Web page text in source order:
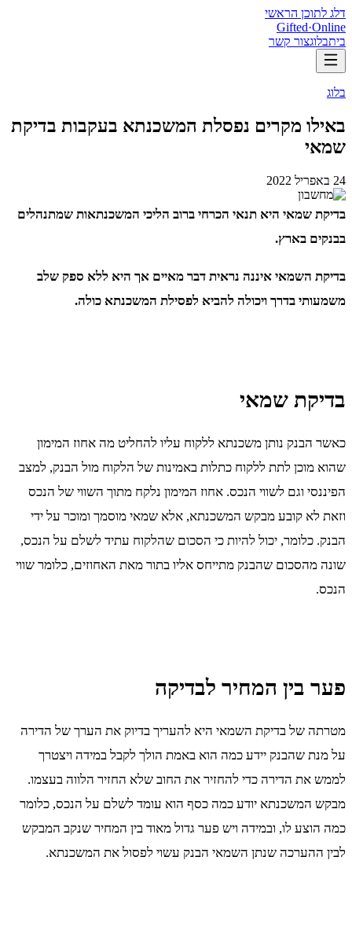
דלג לתוכן הראשי
Gifted·Online
ביתבלוגצור קשר
בלוג
באילו מקרים נפסלת המשכנתא בעקבות בדיקת
שמאי
24 באפריל 2022
בדיקת שמאי היא תנאי הכרחי ברוב הליכי המשכנתאות שמתנהלים
בבנקים בארץ.
בדיקת השמאי איננה נראית דבר מאיים אך היא ללא ספק שלב
משמעותי בדרך ויכולה להביא לפסילת המשכנתא כולה.
בדיקת שמאי
כאשר הבנק נותן משכנתא ללקוח עליו להחליט מה אחוז המימון
שהוא מוכן לתת ללקוח כתלות באמינות של הלקוח מול הבנק, למצב
הפיננסי וגם לשווי הנכס. אחוז המימון נלקח מתוך השווי של הנכס
וזאת לא קובע מבקש המשכנתא, אלא שמאי מוסמך ומוכר על ידי
הבנק. כלומר, יכול להיות כי הסכום שהלקוח עתיד לשלם על הנכס,
שונה מהסכום שהבנק מתייחס אליו בתור מאת האחוזים, כלומר שווי
הנכס.
פער בין המחיר לבדיקה
מטרתה של בדיקת השמאי היא להעריך בדיוק את הערך של הדירה
על מנת שהבנק יידע כמה הוא באמת הולך לקבל במידה ויצטרך
לממש את הדירה כדי להחזיר את החוב שלא החזיר הלווה בעצמו.
מבקש המשכנתא יודע כמה כסף הוא עומד לשלם על הנכס, כלומר
כמה הוצע לו, ובמידה ויש פער גדול מאוד בין המחיר שנקב המבקש
לבין ההערכה שנתן השמאי הבנק עשוי לפסול את המשכנתא.